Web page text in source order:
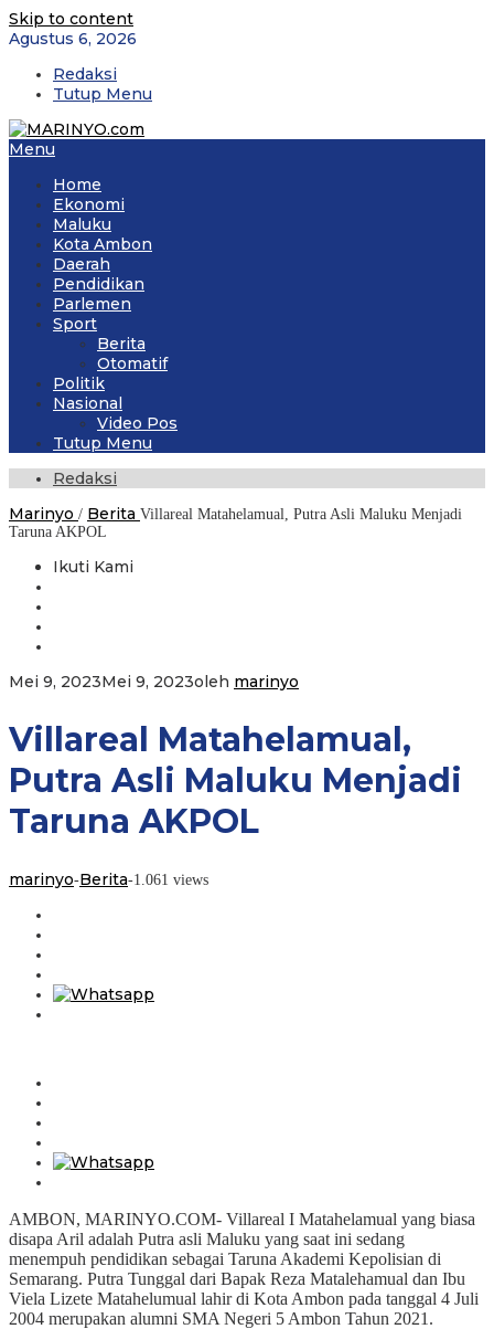
Skip to content
Agustus 6, 2026
Redaksi
Tutup Menu
Menu
Home
Ekonomi
Maluku
Kota Ambon
Daerah
Pendidikan
Parlemen
Sport
Berita
Otomatif
Politik
Nasional
Video Pos
Tutup Menu
Redaksi
Marinyo / Berita Villareal Matahelamual, Putra Asli Maluku Menjadi
Taruna AKPOL
Ikuti Kami
Mei 9, 2023Mei 9, 2023oleh marinyo
Villareal Matahelamual,
Putra Asli Maluku Menjadi
Taruna AKPOL
marinyo-Berita-1.061 views
AMBON, MARINYO.COM- Villareal I Matahelamual yang biasa
disapa Aril adalah Putra asli Maluku yang saat ini sedang
menempuh pendidikan sebagai Taruna Akademi Kepolisian di
Semarang. Putra Tunggal dari Bapak Reza Matalehamual dan Ibu
Viela Lizete Matahelumual lahir di Kota Ambon pada tanggal 4 Juli
2004 merupakan alumni SMA Negeri 5 Ambon Tahun 2021.